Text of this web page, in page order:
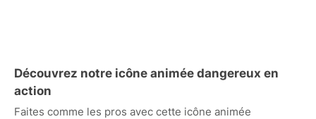
Découvrez notre icône animée dangereux en
action
Faites comme les pros avec cette icône animée